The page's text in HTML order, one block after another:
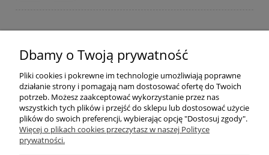
Plakat metalowy "Warsztat - Zasady"
do koszyka
Dbamy o Twoją prywatność
Pliki cookies i pokrewne im technologie umożliwiają poprawne
działanie strony i pomagają nam dostosować ofertę do Twoich
potrzeb. Możesz zaakceptować wykorzystanie przez nas
wszystkich tych plików i przejść do sklepu lub dostosować użycie
plików do swoich preferencji, wybierając opcję "Dostosuj zgody".
Więcej o plikach cookies przeczytasz w naszej Polityce
prywatności.